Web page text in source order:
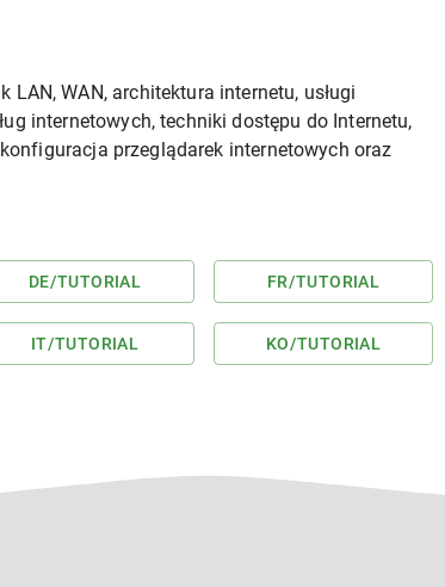
WAN, architektura internetu, usługi
internetowych, techniki dostępu do Internetu,
przeglądarek internetowych oraz
DE/TUTORIAL FR/TUTORIAL
IT/TUTORIAL KO/TUTORIAL